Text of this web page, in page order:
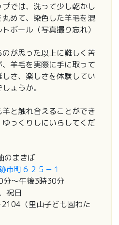
では、洗って少し乾かし
めて、染色した羊毛を混
ボール（写真撮り忘れ）
が思った以上に難しく苦
羊毛を実際に手に取って
さ、楽しさを体験してい
ょうか。
と触れ合えることができ
っくりしにいらしてくだ
のまきば
市町６２５－１
分～午後3時30分
祝日
（里山子ども園わた